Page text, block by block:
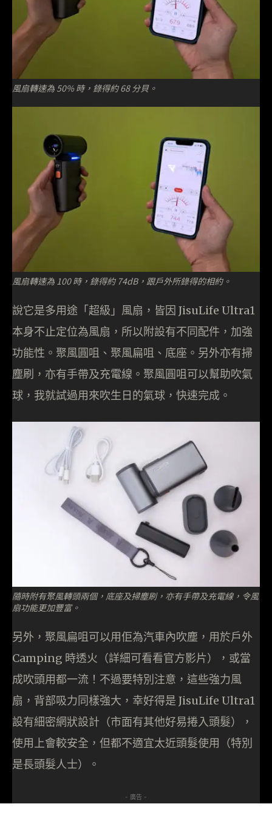
風扇轉速為 50% 時，錄得約 68 分貝。
風扇轉速為 100 時，錄得約 74dB，跟戶外所錄得的相約。
說它是多用途「超級」風扇，皆因 JisuLife Ultra1
本身不止定位為風扇，所以附設有不同配件，加強
功能性。聚風圓咀、聚風扁咀、底座。另外亦有掃
塵刷，亦有手帶及充電線。聚風圓咀可以幫助吹氣
球，我就試過用來吹生日的氣球，快速完成。
隨時附有聚風轉頭兩個，底座及掃塵刷，亦有手帶及充電線，令風
扇功能更加豐富。
另外，聚風扁咀可以用佢為汽車內吹塵，用於戶外
Camping 時透火（詳細可看看官方影片），或當
成吹頭用都一流！不過要特別注意，這些強力風
扇，背部吸力同樣強大，幸好得是 JisuLife Ultra1
設有細密網狀設計（市面有其他好易捲入頭髮），
使用上會較安全，但都不適宜太近頭髮使用（特別
是長頭髮人士）。
- 廣告 -